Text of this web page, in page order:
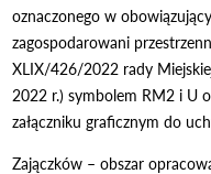
oznaczonego w
zagospodarowani
XLIX/426/2022 rady
2022 r.) symbolem RM2 i U
załączniku graficznym do
Zajączków – obszar